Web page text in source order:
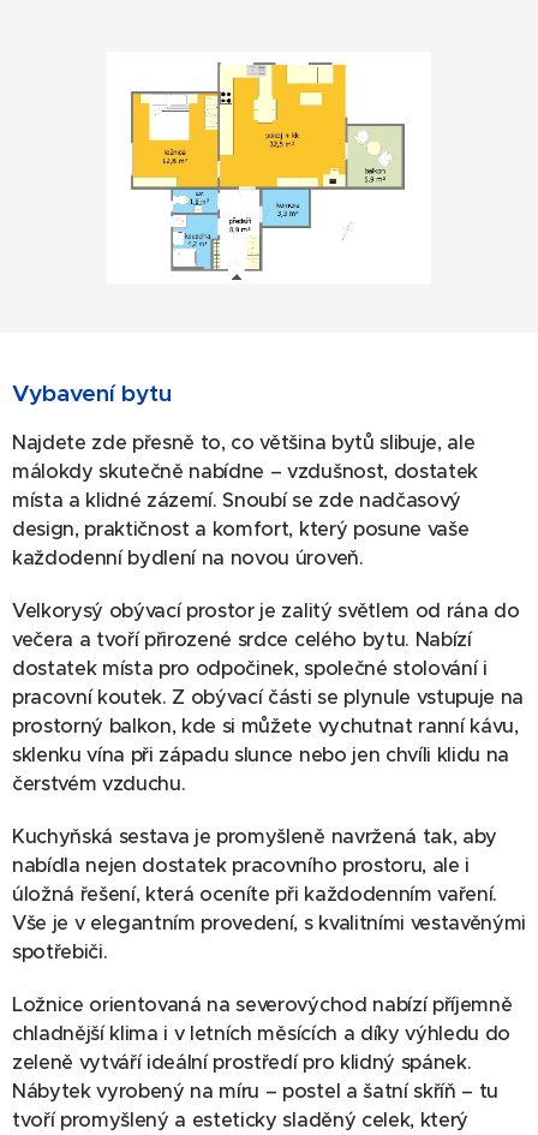
Vybavení bytu
Najdete zde přesně to, co většina bytů slibuje, ale
málokdy skutečně nabídne – vzdušnost, dostatek
místa a klidné zázemí. Snoubí se zde nadčasový
design, praktičnost a komfort, který posune vaše
každodenní bydlení na novou úroveň.
Velkorysý obývací prostor je zalitý světlem od rána do
večera a tvoří přirozené srdce celého bytu. Nabízí
dostatek místa pro odpočinek, společné stolování i
pracovní koutek. Z obývací části se plynule vstupuje na
prostorný balkon, kde si můžete vychutnat ranní kávu,
sklenku vína při západu slunce nebo jen chvíli klidu na
čerstvém vzduchu.
Kuchyňská sestava je promyšleně navržená tak, aby
nabídla nejen dostatek pracovního prostoru, ale i
úložná řešení, která oceníte při každodenním vaření.
Vše je v elegantním provedení, s kvalitními vestavěnými
spotřebiči.
Ložnice orientovaná na severovýchod nabízí příjemně
chladnější klima i v letních měsících a díky výhledu do
zeleně vytváří ideální prostředí pro klidný spánek.
Nábytek vyrobený na míru – postel a šatní skříň – tu
tvoří promyšlený a esteticky sladěný celek, který